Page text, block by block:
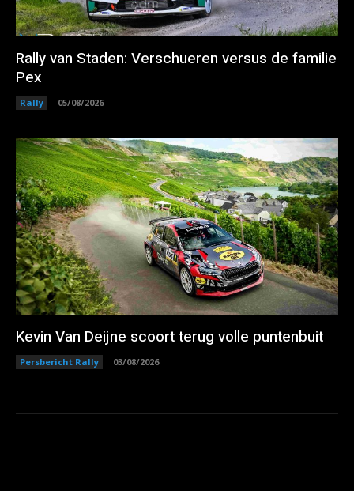
Rally van Staden: Verschueren versus de familie
Pex
Rally 05/08/2026
Kevin Van Deijne scoort terug volle puntenbuit
Persbericht Rally 03/08/2026